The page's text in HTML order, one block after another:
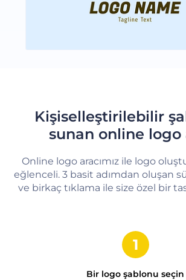
Kişiselleştirilebilir
sunan online logo
Online logo aracımız ile logo
eğlenceli. 3 basit adımdan oluşan
ve birkaç tıklama ile size özel bir
Bir logo şablonu seçin